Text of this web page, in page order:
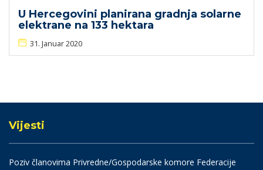
U Hercegovini planirana gradnja solarne
elektrane na 133 hektara
31. Januar 2020
Vijesti
Poziv članovima Privredne/Gospodarske komore Federacije